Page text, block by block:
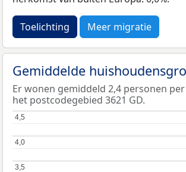
Toelichting Meer migratie
Gemiddelde
Er wonen gemiddeld 2,4 personen
het postcodegebied 3621 GD.
3,5
3,5
4,0
4,0
4,5
4,5